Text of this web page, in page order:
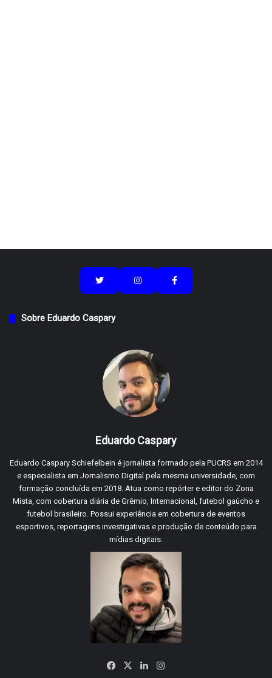
Sobre Eduardo Caspary
Eduardo Caspary
Eduardo Caspary Schiefelbein é jornalista formado pela PUCRS em 2014
e especialista em Jornalismo Digital pela mesma universidade, com
formação concluída em 2018. Atua como repórter e editor do Zona
Mista, com cobertura diária de Grêmio, Internacional, futebol gaúcho e
futebol brasileiro. Possui experiência em cobertura de eventos
esportivos, reportagens investigativas e produção de conteúdo para
mídias digitais.
Facebook
X LinkedinInstagram